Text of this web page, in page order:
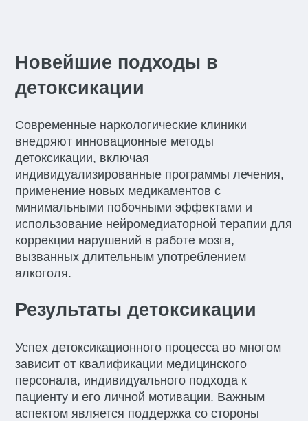
Новейшие подходы в
детоксикации
Современные наркологические клиники
внедряют инновационные методы
детоксикации, включая
индивидуализированные программы лечения,
применение новых медикаментов с
минимальными побочными эффектами и
использование нейромедиаторной терапии для
коррекции нарушений в работе мозга,
вызванных длительным употреблением
алкоголя.
Результаты детоксикации
Успех детоксикационного процесса во многом
зависит от квалификации медицинского
персонала, индивидуального подхода к
пациенту и его личной мотивации. Важным
аспектом является поддержка со стороны